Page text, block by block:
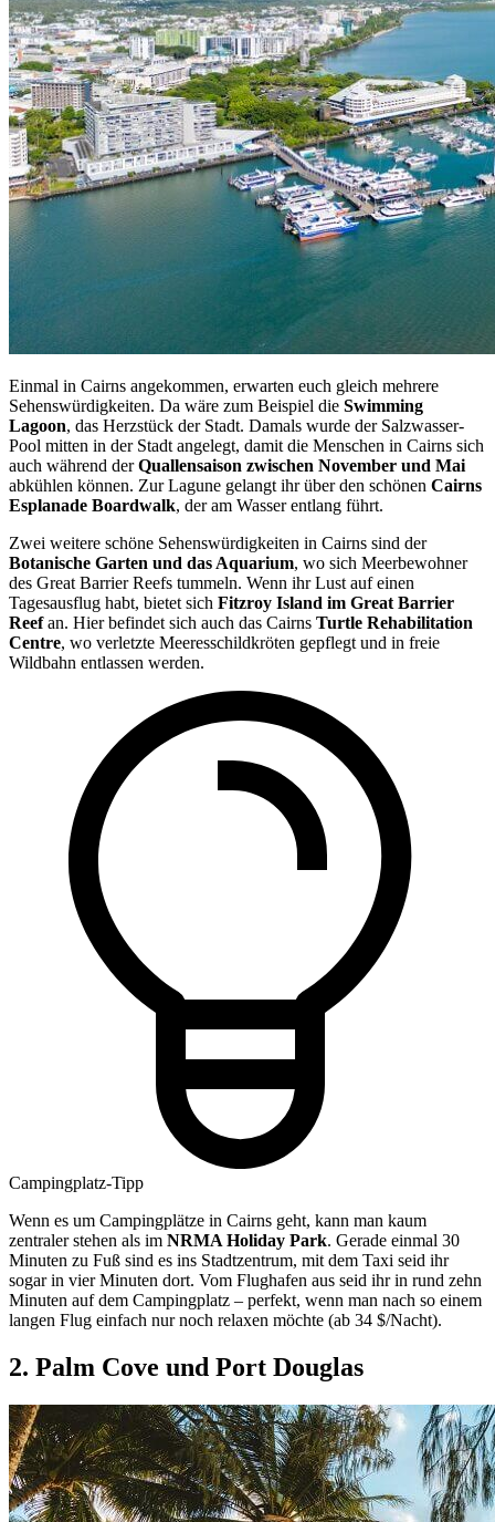
Einmal in Cairns angekommen, erwarten euch gleich mehrere
Sehenswürdigkeiten. Da wäre zum Beispiel die Swimming
Lagoon, das Herzstück der Stadt. Damals wurde der Salzwasser-
Pool mitten in der Stadt angelegt, damit die Menschen in Cairns sich
auch während derQuallensaison zwischen November und Mai
abkühlen können. Zur Lagune gelangt ihr über den schönen Cairns
Esplanade Boardwalk, der am Wasser entlang führt.
Zwei weitere schöne Sehenswürdigkeiten in Cairns sind der
Botanische Garten und das Aquarium, wo sich Meerbewohner
des Great Barrier Reefs tummeln. Wenn ihr Lust auf einen
Tagesausflug habt, bietet sich Fitzroy Island im Great Barrier
Reefan. Hier befindet sich auch das Cairns Turtle Rehabilitation
Centre, wo verletzte Meeresschildkröten gepflegt und in freie
Wildbahn entlassen werden.
Campingplatz-Tipp
Wenn es um Campingplätze in Cairns geht, kann man kaum
zentraler stehen als im NRMA Holiday Park. Gerade einmal 30
Minuten zu Fuß sind es ins Stadtzentrum, mit dem Taxi seid ihr
sogar in vier Minuten dort. Vom Flughafen aus seid ihr in rund zehn
Minuten auf dem Campingplatz – perfekt, wenn man nach so einem
langen Flug einfach nur noch relaxen möchte (ab 34 $/Nacht).
2. Palm Cove und Port Douglas